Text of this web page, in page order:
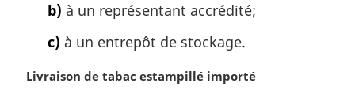
b) à un représentant accrédité;
c) à un entrepôt de stockage.
N
Livraison de tabac estampillé importé